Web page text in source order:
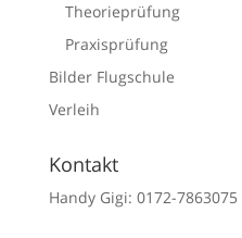
Theorieprüfung
Praxisprüfung
Bilder Flugschule
Verleih
Kontakt
Handy Gigi: 0172-7863075